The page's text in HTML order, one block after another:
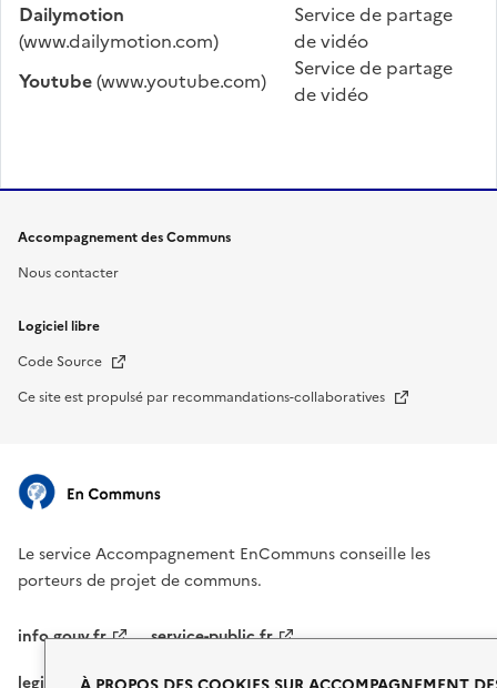
Dailymotion
(www.dailymotion.com)
Service de partage
de vidéo
Youtube(www.youtube.com)
Service de partage
de vidéo
Accompagnement des Communs
Nous contacter
Logiciel libre
Code Source Nouvelle fenêtre
Ce site est propulsé par recommandations-collaboratives Nouvelle fenêtre
Le service Accompagnement EnCommuns conseille les
porteurs de projet de communs.
info.gouv.fr
service-public.fr
legifrance.gouv.fr
data.gouv.fr